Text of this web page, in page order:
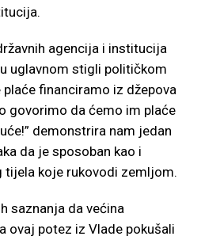
agencija i institucija
uglavnom stigli političkom
financiramo iz džepova
govorimo da ćemo im plaće
demonstrira nam jedan
da je sposoban kao i
tijela koje rukovodi zemljom.
saznanja da većina
ovaj potez iz Vlade pokušali